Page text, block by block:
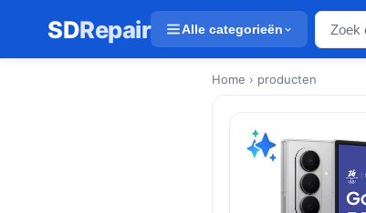
SDRepair Alle categorieën
Home › producten